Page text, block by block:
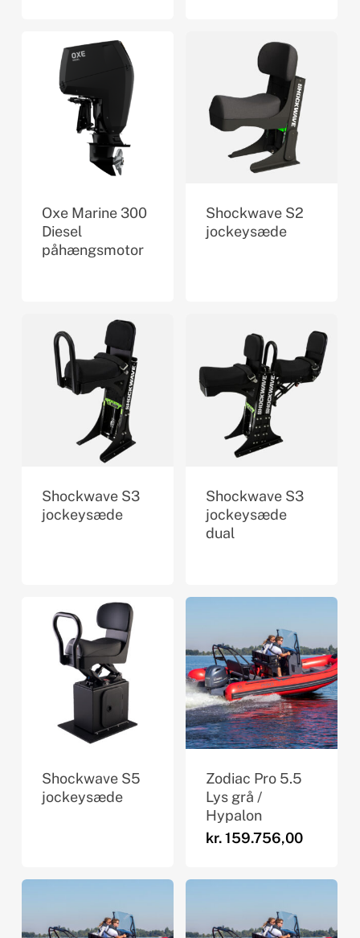
Oxe Marine 300
Diesel
påhængsmotor
Shockwave S2
jockeysæde
Shockwave S3
jockeysæde
Shockwave S3
jockeysæde
dual
Shockwave S5
jockeysæde
Zodiac Pro 5.5
Lys grå /
Hypalon
kr.159.756,00